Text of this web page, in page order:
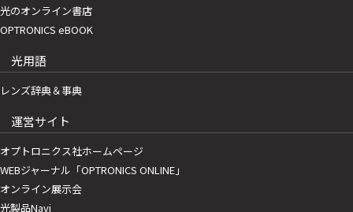
光のオンライン書店
OPTRONICS eBOOK
光用語
レンズ辞典＆事典
運営サイト
オプトロニクス社ホームページ
WEBジャーナル「OPTRONICS ONLINE」
オンライン展示会
光製品Navi